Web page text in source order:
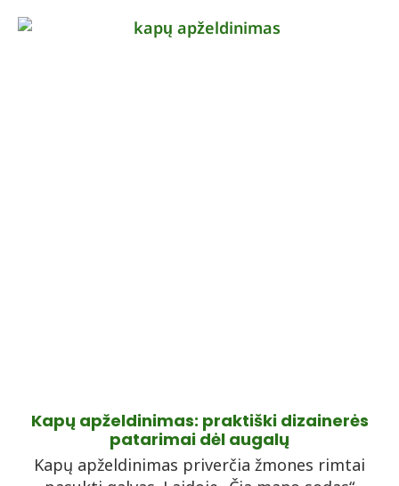
Kapų apželdinimas: praktiški dizainerės
patarimai dėl augalų
Kapų apželdinimas priverčia žmones rimtai